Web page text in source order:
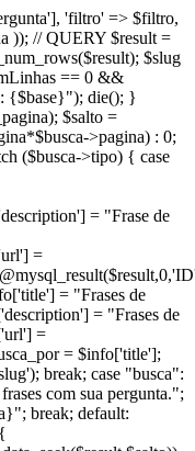
'filtro' => $filtro,
)); // QUERY $result =
$slug
== 0 &&
{$base}"); die(); }
$salto =
>pagina) : 0;
($busca->tipo) { case
= "Frase de
=
= "Frases de
= "Frases de
=
= $info['title'];
break; case "busca":
frases com sua pergunta.";
break; default: